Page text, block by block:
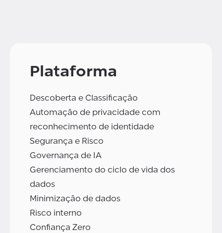
Plataforma
Descoberta e Classificação
Automação de privacidade com
reconhecimento de identidade
Segurança e Risco
Governança de IA
Gerenciamento do ciclo de vida dos
dados
Minimização de dados
Risco interno
Confiança Zero